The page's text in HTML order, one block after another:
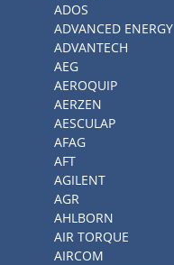
ADOS
ADVANCED ENERGY
ADVANTECH
AEG
AEROQUIP
AERZEN
AESCULAP
AFAG
AFT
AGILENT
AGR
AHLBORN
AIR TORQUE
AIRCOM